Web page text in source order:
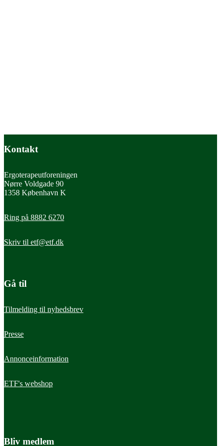
Kontakt
Ergoterapeutforeningen
Nørre Voldgade 90
1358 København K
Ring på 8882 6270
Skriv til etf@etf.dk
Gå til
Tilmelding til nyhedsbrev
Presse
Annonceinformation
ETF's webshop
Bliv medlem